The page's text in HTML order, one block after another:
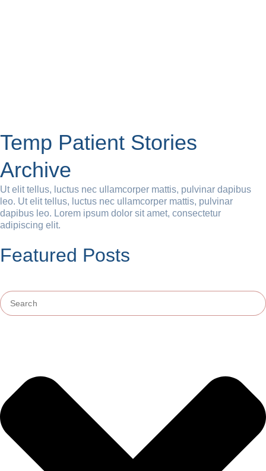
Temp Patient Stories
Archive
Ut elit tellus, luctus nec ullamcorper mattis, pulvinar dapibus
leo. Ut elit tellus, luctus nec ullamcorper mattis, pulvinar
dapibus leo. Lorem ipsum dolor sit amet, consectetur
adipiscing elit.
Featured Posts